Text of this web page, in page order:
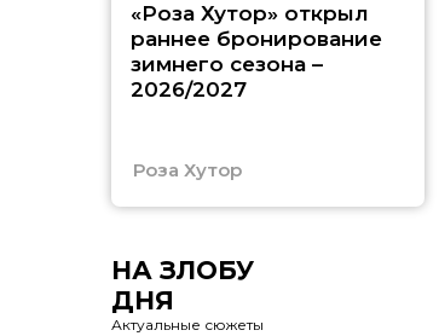
«Роза Хутор» открыл
раннее бронирование
зимнего сезона –
2026/2027
Роза Хутор
НА ЗЛОБУ
ДНЯ
Актуальные сюжеты